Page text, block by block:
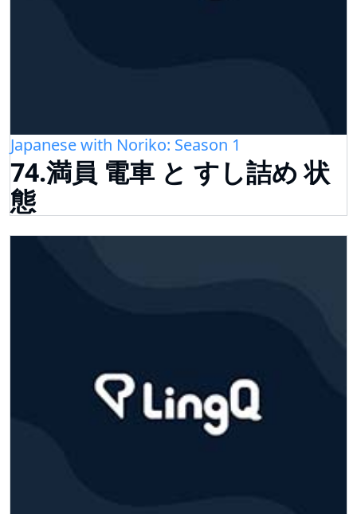
Japanese with Noriko: Season 1
74.満員 電車 と すし詰め 状
態